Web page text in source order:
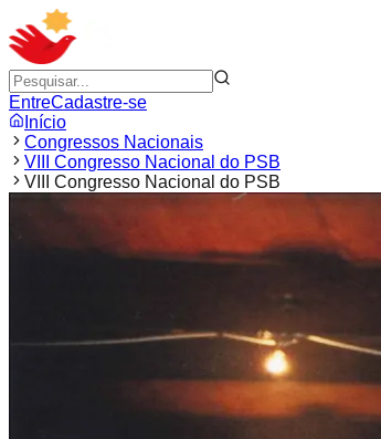
EntreCadastre-se
Início
Congressos Nacionais
VIII Congresso Nacional do PSB
VIII Congresso Nacional do PSB